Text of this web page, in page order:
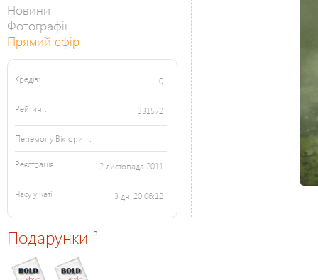
Новини
Фотографії
Прямий ефір
Кредів: 0
Рейтинг: 331572
Перемог у Вікторині:
Реєстрація: 2 листопада 2011
Часу у чаті: 3 дні 20:06:12
Подарунки 2